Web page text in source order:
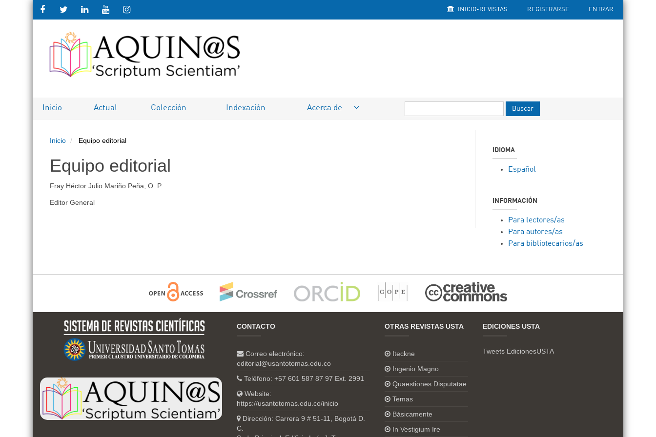
Salto
rápido
de
página
Navegación
Contenido
principal
INICIO-REVISTAS REGISTRARSE ENTRAR
Inicio Actual Colección Indexación Acerca de Buscar
Inicio Equipo editorial
Equipo editorial
Fray Héctor Julio Mariño Peña, O. P.
Editor General
IDIOMA
Español
INFORMACIÓN
Para lectores/as
Para autores/as
Para bibliotecarios/as
CONTACTO
Correo electrónico:
editorial@usantotomas.edu.co
Teléfono: +57 601 587 87 97 Ext. 2991
Website:
https://usantotomas.edu.co/inicio
Dirección: Carrera 9 # 51-11, Bogotá D.
C.
OTRAS REVISTAS USTA
Iteckne
Ingenio Magno
Quaestiones Disputatae
Temas
Básicamente
In Vestigium Ire
EDICIONES USTA
Tweets EdicionesUSTA